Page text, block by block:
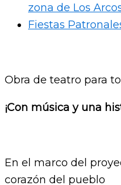
zona de Los
Fiestas
Obra de teatro para
¡Con música y una
En el marco del
corazón del pueblo